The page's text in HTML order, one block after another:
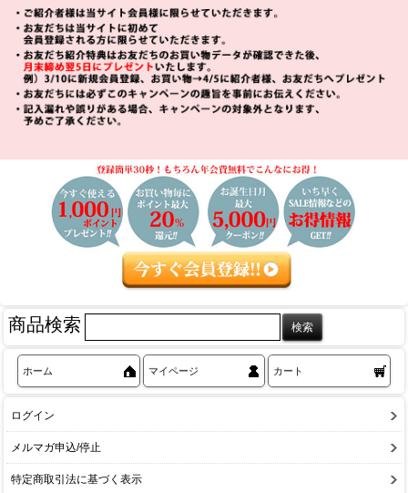
商品検索
ホーム マイページ カート
ログイン
メルマガ申込/停止
特定商取引法に基づく表示